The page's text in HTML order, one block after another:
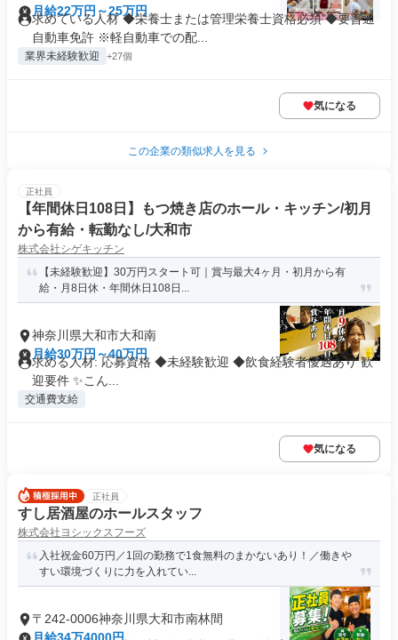
月給22万円～25万円
求めている人材 ◆栄養士または管理栄養士資格必須 ◆要普通
自動車免許 ※軽自動車での配...
業界未経験歓迎 +27個
気になる
この企業の類似求人を見る
正社員
【年間休日108日】もつ焼き店のホール・キッチン/初月
から有給・転勤なし/大和市
株式会社シゲキッチン
【未経験歓迎】30万円スタート可｜賞与最大4ヶ月・初月から有
給・月8日休・年間休日108日...
神奈川県大和市大和南
月給30万円～40万円
求める人材: 応募資格 ◆未経験歓迎 ◆飲食経験者優遇あり 歓
迎要件 ✨こん...
交通費支給
気になる
正社員
すし居酒屋のホールスタッフ
株式会社ヨシックスフーズ
入社祝金60万円／1回の勤務で1食無料のまかないあり！／働きや
すい環境づくりに力を入れてい...
〒242-0006神奈川県大和市南林間